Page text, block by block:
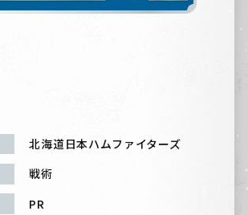
北海道日本ハムファイターズ
戦術
PR